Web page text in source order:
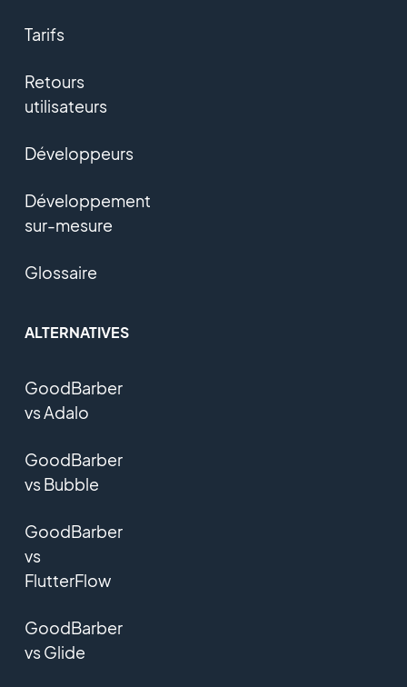
Tarifs
Retours
utilisateurs
Développeurs
Développement
sur-mesure
Glossaire
ALTERNATIVES
GoodBarber
vs Adalo
GoodBarber
vs Bubble
GoodBarber
vs
FlutterFlow
GoodBarber
vs Glide